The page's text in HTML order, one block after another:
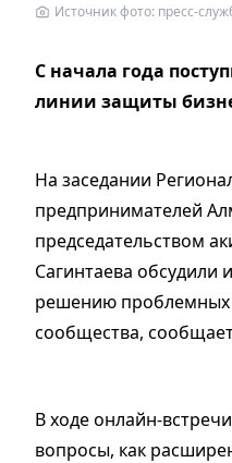
Источник фото: пресс-
С начала года
линии защиты
На заседании
предпринимателей
председательством
Сагинтаева обсудили
решению проблемных
сообщества,
В ходе онлайн-
вопросы, как